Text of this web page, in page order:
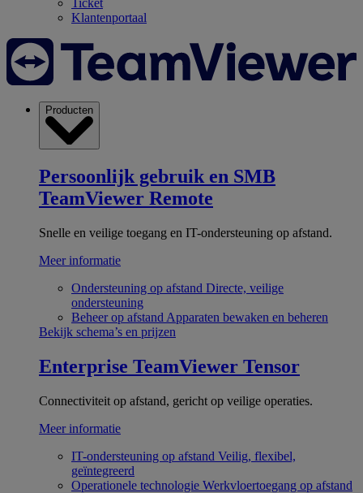
Ticket
Klantenportaal
Producten
Persoonlijk gebruik en SMB
TeamViewer Remote
Snelle en veilige toegang en IT-ondersteuning op afstand.
Meer informatie
Ondersteuning op afstand Directe, veilige
ondersteuning
Beheer op afstand Apparaten bewaken en beheren
Bekijk schema’s en prijzen
Enterprise TeamViewer Tensor
Connectiviteit op afstand, gericht op veilige operaties.
Meer informatie
IT-ondersteuning op afstand Veilig, flexibel,
geïntegreerd
Operationele technologie Werkvloertoegang op afstand